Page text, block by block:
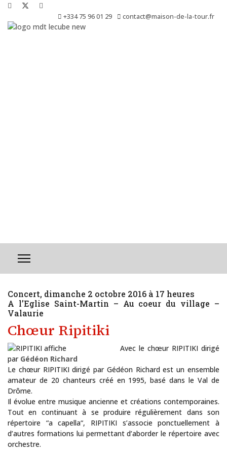
+334 75 96 01 29 contact@maison-de-la-tour.fr
La Maison de la Tour présente des artistes reconnus ou en
Concert, dimanche 2 octobre 2016 à 17 heures
A l’Eglise Saint-Martin – Au coeur du village –
Valaurie
Chœur Ripitiki
Avec le chœur RIPITIKI dirigé
par Gédéon Richard
Le chœur RIPITIKI dirigé par Gédéon Richard est un ensemble
amateur de 20 chanteurs créé en 1995, basé dans le Val de
Drôme.
Il évolue entre musique ancienne et créations contemporaines.
Tout en continuant à se produire régulièrement dans son
répertoire “a capella“, RIPITIKI s’associe ponctuellement à
d’autres formations lui permettant d’aborder le répertoire avec
orchestre.